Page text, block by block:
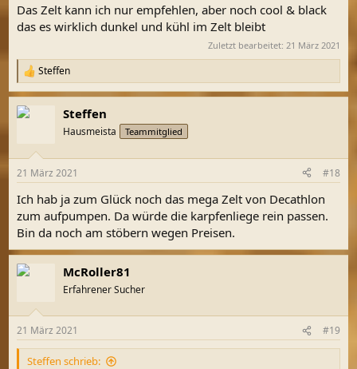
Das Zelt kann ich nur empfehlen, aber noch cool & black
das es wirklich dunkel und kühl im Zelt bleibt
Zuletzt bearbeitet: 21 März 2021
R
e
a
k
e
:
Steffen
Steffen
Hausmeista Teammitglied
21 März 2021 #18
Ich hab ja zum Glück noch das mega Zelt von Decathlon
zum aufpumpen. Da würde die karpfenliege rein passen.
Bin da noch am stöbern wegen Preisen.
McRoller81
Erfahrener Sucher
21 März 2021 #19
Steffen schrieb: